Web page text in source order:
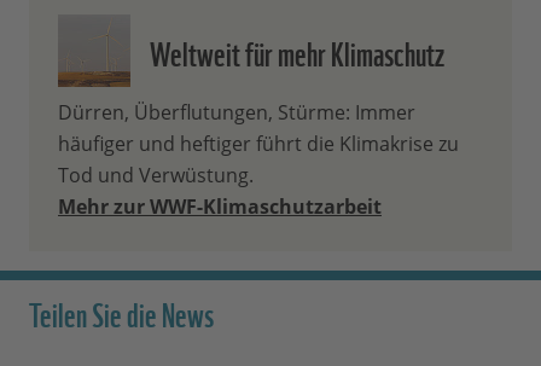
Weltweit für mehr Klimaschutz
Dürren, Überflutungen, Stürme: Immer
häufiger und heftiger führt die Klimakrise zu
Tod und Verwüstung.
Mehr zur WWF-Klimaschutzarbeit
Teilen Sie die News